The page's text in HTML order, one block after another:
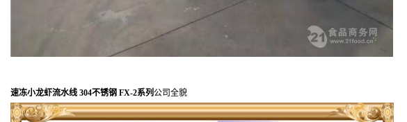
速冻小龙虾流水线 304不锈钢 FX-2系列公司全貌